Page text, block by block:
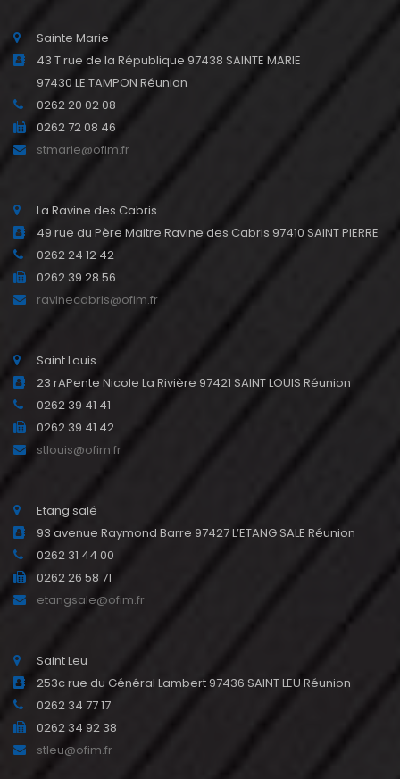
Sainte Marie
43 T rue de la République 97438 SAINTE MARIE
97430 LE TAMPON Réunion
0262 20 02 08
0262 72 08 46
stmarie@ofim.fr
La Ravine des Cabris
49 rue du Père Maitre Ravine des Cabris 97410 SAINT PIERRE
0262 24 12 42
0262 39 28 56
ravinecabris@ofim.fr
Saint Louis
23 rAPente Nicole La Rivière 97421 SAINT LOUIS Réunion
0262 39 41 41
0262 39 41 42
stlouis@ofim.fr
Etang salé
93 avenue Raymond Barre 97427 L’ETANG SALE Réunion
0262 31 44 00
0262 26 58 71
etangsale@ofim.fr
Saint Leu
253c rue du Général Lambert 97436 SAINT LEU Réunion
0262 34 77 17
0262 34 92 38
stleu@ofim.fr